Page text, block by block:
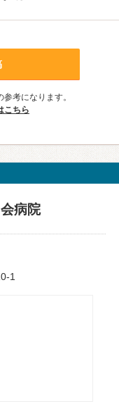
考になります。
こちら
病院
1